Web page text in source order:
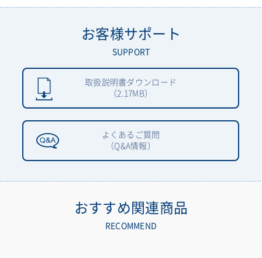
お客様サポート
SUPPORT
取扱説明書ダウンロード
（2.17MB）
よくあるご質問
（Q&A情報）
おすすめ関連商品
RECOMMEND